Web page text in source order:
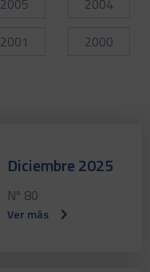
2005
2004
2001
2000
Diciembre 2025
Nº 80
Ver más